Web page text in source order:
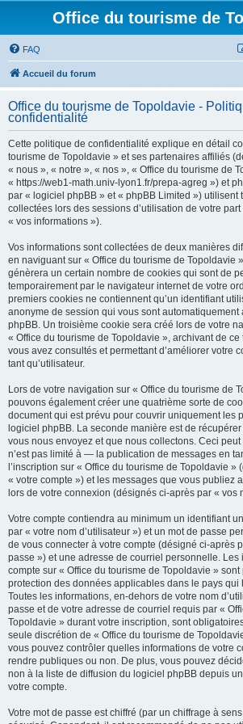
Office du tourisme de
FAQ
Accueil du forum
Office du tourisme de Topoldavie -
confidentialité
Cette politique de confidentialité explique en détail
tourisme de Topoldavie » et ses partenaires affiliés
« nous », « notre », « nos », « Office du tourisme de
« https://web1-math.univ-lyon1.fr/prepa-agreg ») et
par « logiciel phpBB » et « phpBB Limited ») utilisent
collectées lors des sessions d’utilisation de votre
« vos informations »).
Vos informations sont collectées de deux manières
en naviguant sur « Office du tourisme de Topoldavie
génèrera un certain nombre de cookies qui sont de
temporairement par le navigateur internet de votre
premiers cookies ne contiennent qu’un identifiant
anonyme de session qui vous sont automatiquement
phpBB. Un troisième cookie sera créé lors de votre
« Office du tourisme de Topoldavie », archivant de ce
vous avez consultés et permettant d’améliorer votre
tant qu’utilisateur.
Lors de votre navigation sur « Office du tourisme de
pouvons également créer une quatrième sorte de
document qui est prévu pour couvrir uniquement les
logiciel phpBB. La seconde manière est de
vous nous envoyez et que nous collectons. Ceci
n’est pas limité à — la publication de messages en
l’inscription sur « Office du tourisme de Topoldavie
« votre compte ») et les messages que vous publiez
lors de votre connexion (désignés ci-après par « vos
Votre compte contiendra au minimum un identifiant
par « votre nom d’utilisateur ») et un mot de passe
de vous connecter à votre compte (désigné ci-après
passe ») et une adresse de courriel personnelle. Les
compte sur « Office du tourisme de Topoldavie »
protection des données applicables dans le pays qui
Toutes les informations, en-dehors de votre nom
passe et de votre adresse de courriel requis par «
Topoldavie » durant votre inscription, sont
seule discrétion de « Office du tourisme de
vous pouvez contrôler quelles informations de votre
rendre publiques ou non. De plus, vous pouvez
non à la liste de diffusion du logiciel phpBB depuis
votre compte.
Votre mot de passe est chiffré (par un chiffrage à